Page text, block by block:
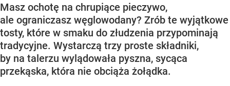
Masz ochotę na chrupiące pieczywo,
ale ograniczasz węglowodany? Zrób te wyjątkowe
tosty, które w smaku do złudzenia przypominają
tradycyjne. Wystarczą trzy proste składniki,
by na talerzu wylądowała pyszna, sycąca
przekąska, która nie obciąża żołądka.